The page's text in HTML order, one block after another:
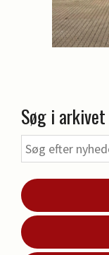
Søg i arkivet